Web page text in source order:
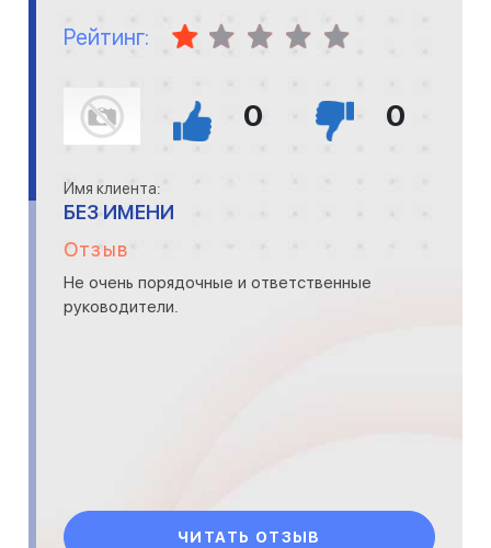
Рейтинг:
0 0
Имя клиента:
БЕЗ ИМЕНИ
Отзыв
Не очень порядочные и ответственные
руководители.
ЧИТАТЬ ОТЗЫВ